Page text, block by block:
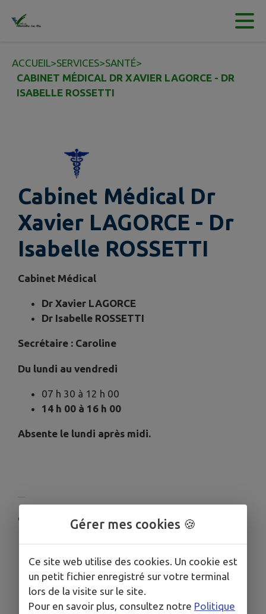
Contenu
ACCUEIL>SERVICES>SANTÉ>
CABINET MÉDICAL DR XAVIER LAGORCE - DR
ISABELLE ROSSETTI
Cabinet Médical Dr
Xavier LAGORCE - Dr
Isabelle ROSSETTI
Cabinet Médical
Dr Xavier LAGORCE
Dr Isabelle ROSSETTI
Secrétaire : Caroline
Du lundi au vendredi
07 h 30 à 12 h 00
14 h 00 à 16 h 00
Absente le lundi après midi.
COORDONNÉES
04 68 83 06 47
Gérer mes cookies 🍪
Ce site web utilise des cookies. Un cookie est
un petit fichier enregistré sur votre terminal
lors de la visite sur le site.
Pour en savoir plus, consultez notre Politique